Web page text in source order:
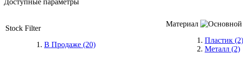
Доступные параметры
Stock Filter
В Продаже (20)
Материал
Пластик (2)
Металл (2)